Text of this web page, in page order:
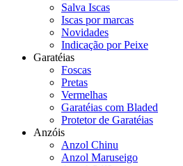
Salva Iscas
Iscas por marcas
Novidades
Indicação por Peixe
Garatéias
Foscas
Pretas
Vermelhas
Garatéias com Bladed
Protetor de Garatéias
Anzóis
Anzol Chinu
Anzol Maruseigo